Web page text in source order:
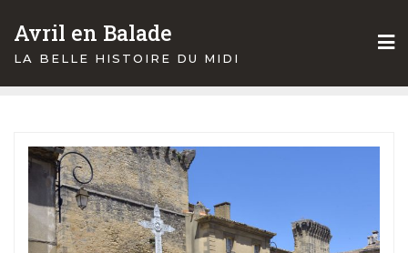
content
Avril en Balade
LA BELLE HISTOIRE DU MIDI